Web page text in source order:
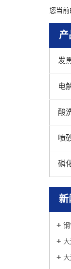
您当前
产
发
电
酸
喷
磷
新